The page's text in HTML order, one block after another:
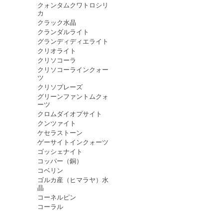
クォンタムクワトロシリ
カ
クラック水晶
クランダルライト
グランディディエライト
クリオライト
クリソコーラ
クリソコーラインクォー
ツ
クリソプレーズ
グリーンファントムクォ
ーツ
クロムダイオプサイト
クンツァイト
ケセラストーン
ゲーサイトインクォーツ
ゴッシェナイト
コッパー（銅）
コベリン
ゴルカ産（ヒマラヤ）水
晶
コーネルピン
コーラル